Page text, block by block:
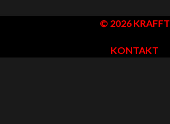
© 2026 KRAFFT
KONTAKT